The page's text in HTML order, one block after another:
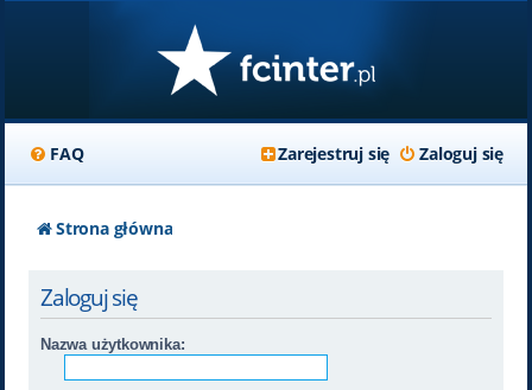
FAQ Zaloguj się
Zarejestruj się
Strona główna
Zaloguj się
Nazwa użytkownika: